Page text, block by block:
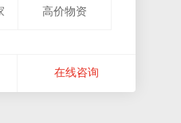
高价物资
在线咨询